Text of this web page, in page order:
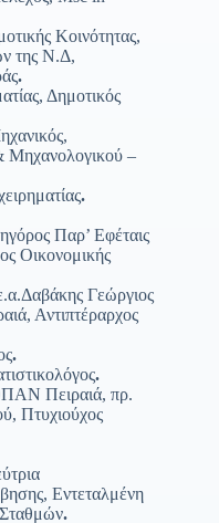
Κοινότητας,
της Ν.Δ,
.
Δημοτικός
Μηχανολογικού –
.
Παρ’ Εφέταις
Οικονομικής
Γεώργιος
Αντιπτέραρχος
.
.
Πειραιά, πρ.
Πτυχιούχος
Εντεταλμένη
.